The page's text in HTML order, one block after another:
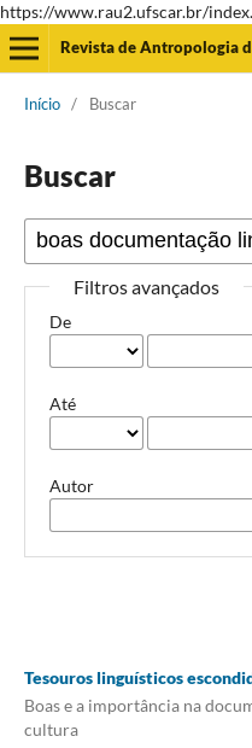
https://www.rau2.ufscar.br/
Revista de Antropologia
Início / Buscar
Buscar
Filtros avançados
De
Até
Autor
Tesouros linguísticos
Boas e a importância na
cultura